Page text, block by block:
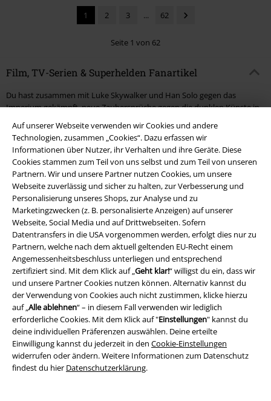
Auf unserer Webseite verwenden wir Cookies und andere
Technologien, zusammen „Cookies“. Dazu erfassen wir
Informationen über Nutzer, ihr Verhalten und ihre Geräte. Diese
Cookies stammen zum Teil von uns selbst und zum Teil von unseren
Partnern. Wir und unsere Partner nutzen Cookies, um unsere
Webseite zuverlässig und sicher zu halten, zur Verbesserung und
Personalisierung unseres Shops, zur Analyse und zu
Marketingzwecken (z. B. personalisierte Anzeigen) auf unserer
Webseite, Social Media und auf Drittwebseiten. Sofern
Datentransfers in die USA vorgenommen werden, erfolgt dies nur zu
Partnern, welche nach dem aktuell geltenden EU-Recht einem
Angemessenheitsbeschluss unterliegen und entsprechend
zertifiziert sind. Mit dem Klick auf „Geht klar!“ willigst du ein, dass wir
und unsere Partner Cookies nutzen können. Alternativ kannst du
der Verwendung von Cookies auch nicht zustimmen, klicke hierzu
auf „Alle ablehnen“ – in diesem Fall verwenden wir lediglich
erforderliche Cookies. Mit dem Klick auf "Einstellungen" kannst du
deine individuellen Präferenzen auswählen. Deine erteilte
Einwilligung kannst du jederzeit in den Cookie-Einstellungen
widerrufen oder ändern. Weitere Informationen zum Datenschutz
findest du hier Datenschutzerklärung.
1 2 3 ... 62
Seite 1 von 62
Film, TV-Serien & Superhelden Fanartikel
Du hast zusammen mit Luke Skywalker und Han Solo gegen das
Imperium gekämpft, neue Zaubersprüche gegen die dunklen Künste in
dich gegen zahlreiche Walker in The Walking Dead durchgesetzt. Deine
Helden können immer auf dich zählen und dafür hast du dir eine
Trophäe verdient.
Wir fiebern Seite an Seite mit dir und deinen Lieblingscharakteren mit.
Sind an deiner Seite, wenn sich deine Lieblingsserie mit einem mega
Cliffhanger in die Sommerpause verabschiedet hat. Damit du die Zeit bis
zur nächsten Staffel gut überstehst, haben wir für dich jede Menge
Fanartikelaus den unterschiedlichsten Entertainment-Universen am
Start.
Wir decken dich mit dem passenden Fanmerch ein - ganz egal, ob du
dich lieber mitDer Herr der Ringe Figuren eindeckst oder lieber eisige
Abenteuer in Westeros mitGame of Thrones Figurenerlebst.
Apropo GoT: entdecke im EMP GoT Shop verschiedeneHouse Stark
Fanartikelund House Targaryen Fanartikel .
Fanartikel aus deinen Lieblingsserien und -filmen
Wir können dir zwar keinen Brief aus Hogwarts besorgen oder dir eine